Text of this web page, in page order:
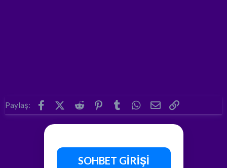
Paylaş: FacebookX (Twitter)
Reddit Pinterest
Tumblr WhatsApp
E-posta
SOHBET GİRİŞİ